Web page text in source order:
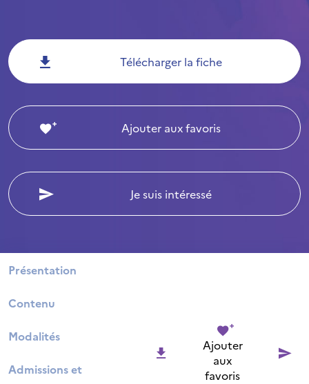
Télécharger la fiche
Ajouter aux favoris
Je suis intéressé
Présentation
Contenu
Modalités
Admissions et
Ajouter
aux
favoris